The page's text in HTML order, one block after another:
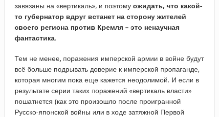
завязаны на «вертикаль», и поэтому ожидать, что какой-
то губернатор вдруг встанет на сторону жителей
своего региона против Кремля – это ненаучная
фантастика.
Тем не менее, поражения имперской армии в войне будут
всё больше подрывать доверие к имперской пропаганде,
которая многим пока еще кажется неодолимой. И если в
результате серии таких поражений «вертикаль власти»
пошатнется (как это произошло после проигранной
Русско-японской войны или в ходе затяжной Первой